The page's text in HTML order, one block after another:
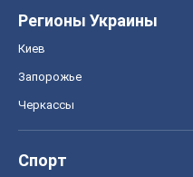
Регионы Украины
Киев
Запорожье
Черкассы
Спорт